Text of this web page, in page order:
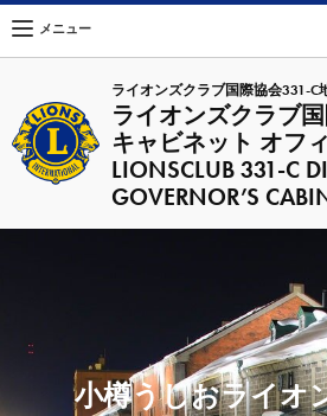
ライオンズクラブ国際協会331-C
ライオンズクラブ
キャビネット オフ
LIONSCLUB 331-C
GOVERNOR’S
メニュー
小樽うしおライオ